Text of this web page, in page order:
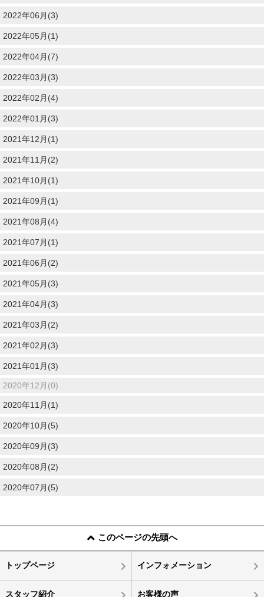
2022年06月(3)
2022年05月(1)
2022年04月(7)
2022年03月(3)
2022年02月(4)
2022年01月(3)
2021年12月(1)
2021年11月(2)
2021年10月(1)
2021年09月(1)
2021年08月(4)
2021年07月(1)
2021年06月(2)
2021年05月(3)
2021年04月(3)
2021年03月(2)
2021年02月(3)
2021年01月(3)
2020年12月(0)
2020年11月(1)
2020年10月(5)
2020年09月(3)
2020年08月(2)
2020年07月(5)
このページの先頭へ
トップページ インフォメーション
スタッフ紹介 お客様の声